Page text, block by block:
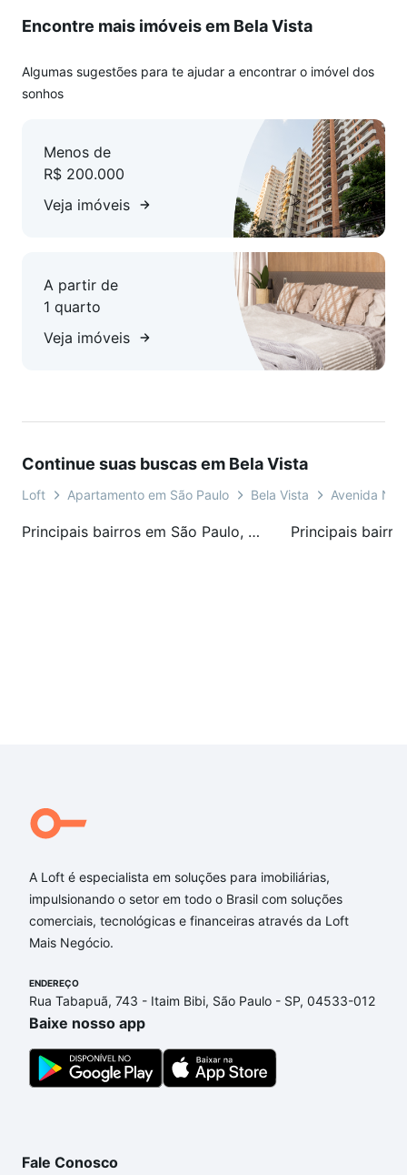
Ideal tanto para quem deseja morar com estilo e
oportunidades em regiões de alta demanda, o Studio
Normandie alia história, localização e praticidade, compondo
urbano, com tudo o que São Paulo tem de melhor à
disposição.
Não deixe de nos consultar.
Encontre mais imóveis em Bela Vista
Algumas sugestões para te ajudar a encontrar o imóvel dos
sonhos
Menos de
R$ 200.000
Veja imóveis
A partir de
1 quarto
Veja imóveis
Continue suas buscas em Bela Vista
Loft Apartamento em São Paulo Bela Vista Avenida
Principais bairros em São Paulo, SP
A Loft é especialista em soluções para imobiliárias,
impulsionando o setor em todo o Brasil com soluções
comerciais, tecnológicas e financeiras através da Loft
Mais Negócio.
ENDEREÇO
Rua Tabapuã, 743 - Itaim Bibi, São Paulo - SP, 04533-012
Baixe nosso app
Fale Conosco